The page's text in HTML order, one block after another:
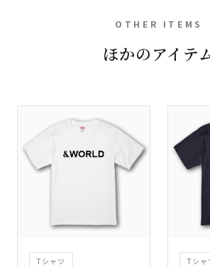
OTHER ITEMS
ほかのアイテ
Tシャツ Tシャ